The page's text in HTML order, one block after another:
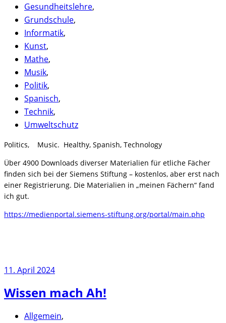
Gesundheitslehre,
Grundschule,
Informatik,
Kunst,
Mathe,
Musik,
Politik,
Spanisch,
Technik,
Umweltschutz
Politics, Music. Healthy, Spanish, Technology
Über 4900 Downloads diverser Materialien für etliche Fächer
finden sich bei der Siemens Stiftung – kostenlos, aber erst nach
einer Registrierung. Die Materialien in „meinen Fächern“ fand
ich gut.
https://medienportal.siemens-stiftung.org/portal/main.php
11. April 2024
Wissen mach Ah!
Allgemein,